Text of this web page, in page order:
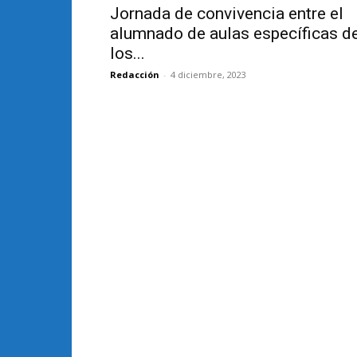
Jornada de convivencia entre el
alumnado de aulas específicas
los...
Redacción - 4 diciembre, 2023